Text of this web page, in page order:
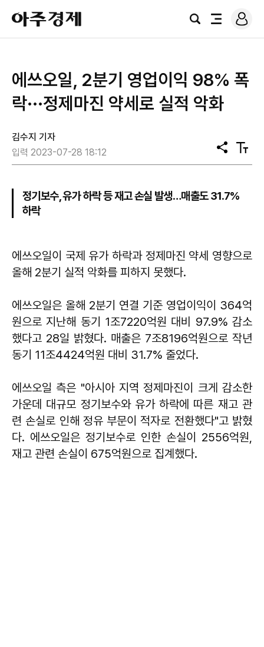
아
주
경
검
전
로
그
​에쓰오일, 2분기 영업이익 98% 폭
락···정제마진 약세로 실적 악화
김수지 기자
입력 2023-07-28 18:12
공
유
텍
스
정기보수, 유가 하락 등 재고 손실 발생…매출도 31.7%
하락
에쓰오일이 국제 유가 하락과 정제마진 약세 영향으로
올해 2분기 실적 악화를 피하지 못했다.
에쓰오일은 올해 2분기 연결 기준 영업이익이 364억
원으로 지난해 동기 1조7220억원 대비 97.9% 감소
했다고 28일 밝혔다. 매출은 7조8196억원으로 작년
동기 11조4424억원 대비 31.7% 줄었다.
에쓰오일 측은 "아시아 지역 정제마진이 크게 감소한
가운데 대규모 정기보수와 유가 하락에 따른 재고 관
련 손실로 인해 정유 부문이 적자로 전환했다"고 밝혔
다. 에쓰오일은 정기보수로 인한 손실이 2556억원,
재고 관련 손실이 675억원으로 집계했다.